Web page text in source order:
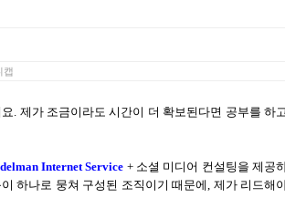
캡
제가 조금이라도 시간이 더 확보된다면 공부를 하
Internet Service + 소셜 미디어 컨설팅을 제공
하나로 뭉쳐 구성된 조직이기 때문에 제가 리드해